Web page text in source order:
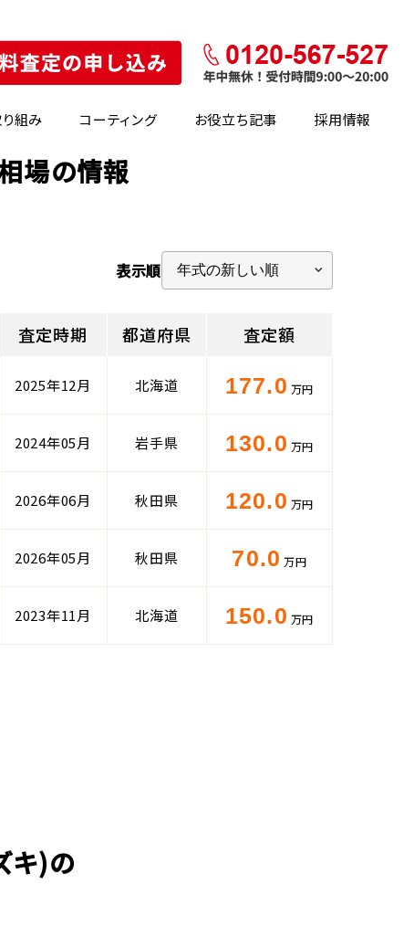
組み コーティング お役立ち記事 採用情報
場の情報
表示順
査定時期 都道府県 査定額
2025年12月 北海道 177.0 万円
2024年05月 岩手県 130.0 万円
2026年06月 秋田県 120.0 万円
2026年05月 秋田県 70.0 万円
2023年11月 北海道 150.0 万円
キ)の